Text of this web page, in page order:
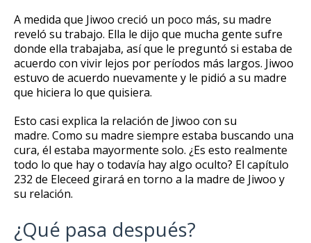
A medida que Jiwoo creció un poco más, su madre
reveló su trabajo. Ella le dijo que mucha gente sufre
donde ella trabajaba, así que le preguntó si estaba de
acuerdo con vivir lejos por períodos más largos. Jiwoo
estuvo de acuerdo nuevamente y le pidió a su madre
que hiciera lo que quisiera.
Esto casi explica la relación de Jiwoo con su
madre. Como su madre siempre estaba buscando una
cura, él estaba mayormente solo. ¿Es esto realmente
todo lo que hay o todavía hay algo oculto? El capítulo
232 de Eleceed girará en torno a la madre de Jiwoo y
su relación.
¿Qué pasa después?